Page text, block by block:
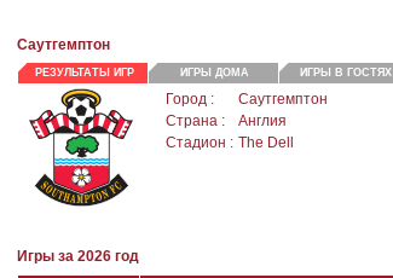
Саутгемптон
РЕЗУЛЬТАТЫ ИГР ИГРЫ ДОМА ИГРЫ В ГОСТЯХ
Город :
Саутгемптон
Страна :
Англия
Стадион : The Dell
Игры за 2026 год